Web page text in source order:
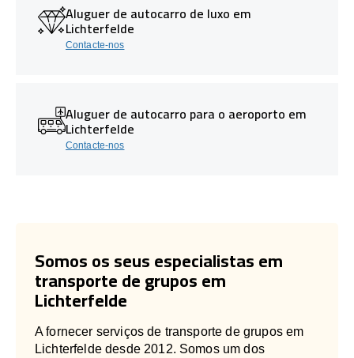
Aluguer de autocarro de luxo em
Lichterfelde
Contacte-nos
Aluguer de autocarro para o aeroporto em
Lichterfelde
Contacte-nos
Somos os seus especialistas em
transporte de grupos em
Lichterfelde
A fornecer serviços de transporte de grupos em
Lichterfelde desde 2012. Somos um dos